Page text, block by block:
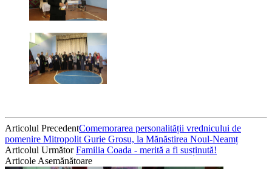
Articolul PrecedentComemorarea personalității vrednicului de
pomenire Mitropolit Gurie Grosu, la Mănăstirea Noul-Neamț
Articolul UrmătorFamilia Coada - merită a fi susținută!
Articole Asemănătoare